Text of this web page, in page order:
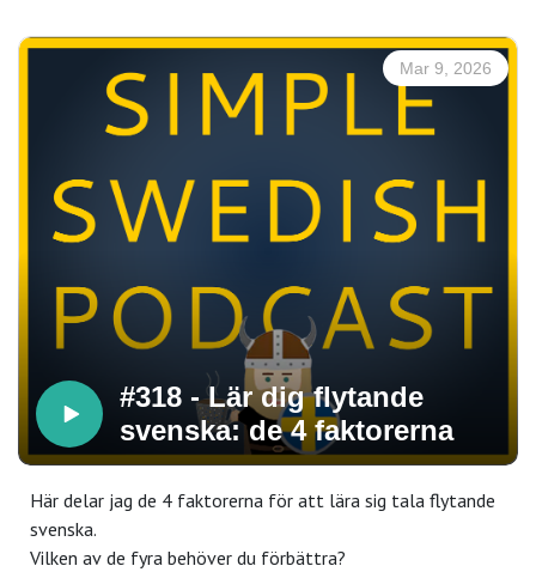
Mar 9, 2026
#318 - Lär dig flytande
svenska: de 4 faktorerna
Här delar jag de 4 faktorerna för att lära sig tala flytande
svenska.
Vilken av de fyra behöver du förbättra?